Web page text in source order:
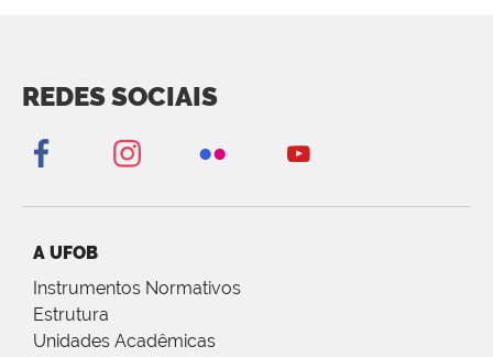
REDES SOCIAIS
A UFOB
Instrumentos Normativos
Estrutura
Unidades Acadêmicas